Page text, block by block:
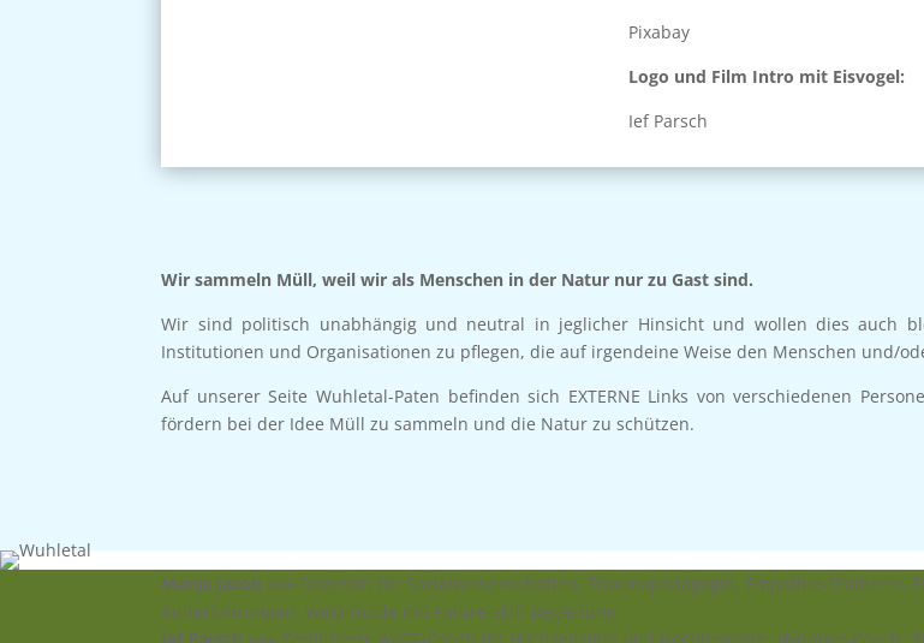
Pixabay
Logo und Film Intro mit Eisvogel:
Ief Parsch
Wir sammeln Müll, weil wir als Menschen in der Natur nur zu Gast sind.
Wir sind politisch unabhängig und neutral in jeglicher Hinsicht und wollen dies auch
Institutionen und Organisationen zu pflegen, die auf irgendeine Weise den Menschen und/
Auf unserer Seite Wuhletal-Paten befinden sich EXTERNE Links von verschiedenen
fördern bei der Idee Müll zu sammeln und die Natur zu schützen.
Manja Jacob >>> Dozentin für Sozialwissenschaften, Traumapädagogin, Empathie-Trainerin,
Kulterfahrungen. WeQ-Guide mit Future-skill-Begleitung